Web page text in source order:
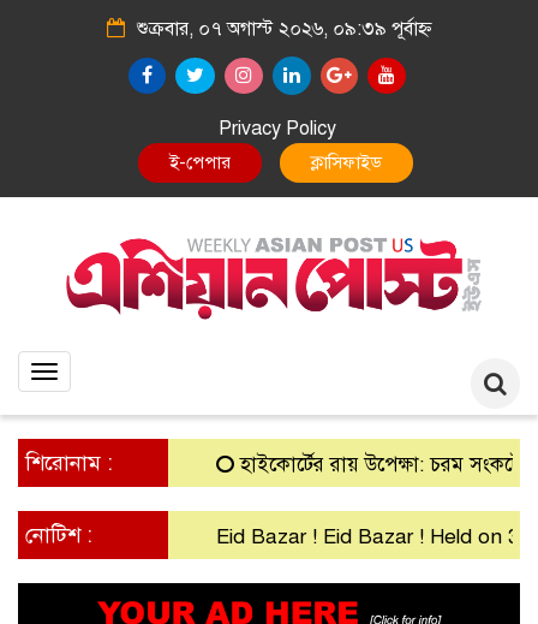
শুক্রবার, ০৭ অগাস্ট ২০২৬, ০৯:৩৯ পূর্বাহ্ন
Privacy Policy
E-Paper Classified
Toggle
শিরোনাম : হাইকোর্টের রায় উপেক্ষা: চরম সংকটে
নোটিশ : Eid Bazar ! Eid Bazar ! Held on 30th